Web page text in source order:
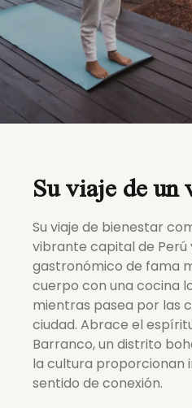
Su viaje de un
Su viaje de bienestar
vibrante capital de Perú
gastronómico de fama
cuerpo con una cocina
mientras pasea por las
ciudad. Abrace el
Barranco, un distrito
la cultura proporcionan
sentido de conexión.